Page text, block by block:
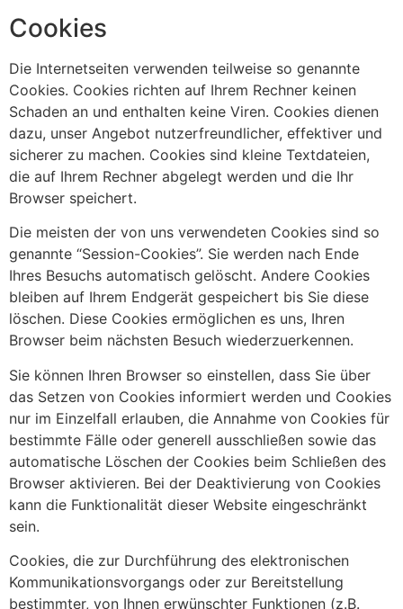
Cookies
Die Internetseiten verwenden teilweise so genannte
Cookies. Cookies richten auf Ihrem Rechner keinen
Schaden an und enthalten keine Viren. Cookies dienen
dazu, unser Angebot nutzerfreundlicher, effektiver und
sicherer zu machen. Cookies sind kleine Textdateien,
die auf Ihrem Rechner abgelegt werden und die Ihr
Browser speichert.
Die meisten der von uns verwendeten Cookies sind so
genannte “Session-Cookies”. Sie werden nach Ende
Ihres Besuchs automatisch gelöscht. Andere Cookies
bleiben auf Ihrem Endgerät gespeichert bis Sie diese
löschen. Diese Cookies ermöglichen es uns, Ihren
Browser beim nächsten Besuch wiederzuerkennen.
Sie können Ihren Browser so einstellen, dass Sie über
das Setzen von Cookies informiert werden und Cookies
nur im Einzelfall erlauben, die Annahme von Cookies für
bestimmte Fälle oder generell ausschließen sowie das
automatische Löschen der Cookies beim Schließen des
Browser aktivieren. Bei der Deaktivierung von Cookies
kann die Funktionalität dieser Website eingeschränkt
sein.
Cookies, die zur Durchführung des elektronischen
Kommunikationsvorgangs oder zur Bereitstellung
bestimmter, von Ihnen erwünschter Funktionen (z.B.